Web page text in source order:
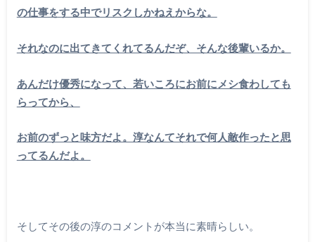
の仕事をする中でリスクしかねえからな。
それなのに出てきてくれてるんだぞ、そんな後輩いるか。
あんだけ優秀になって、若いころにお前にメシ食わしても
らってから、
お前のずっと味方だよ。淳なんてそれで何人敵作ったと思
ってるんだよ。
そしてその後の淳のコメントが本当に素晴らしい。